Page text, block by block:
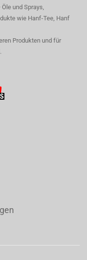
und Sprays,
wie Hanf-Tee, Hanf
Produkten und für